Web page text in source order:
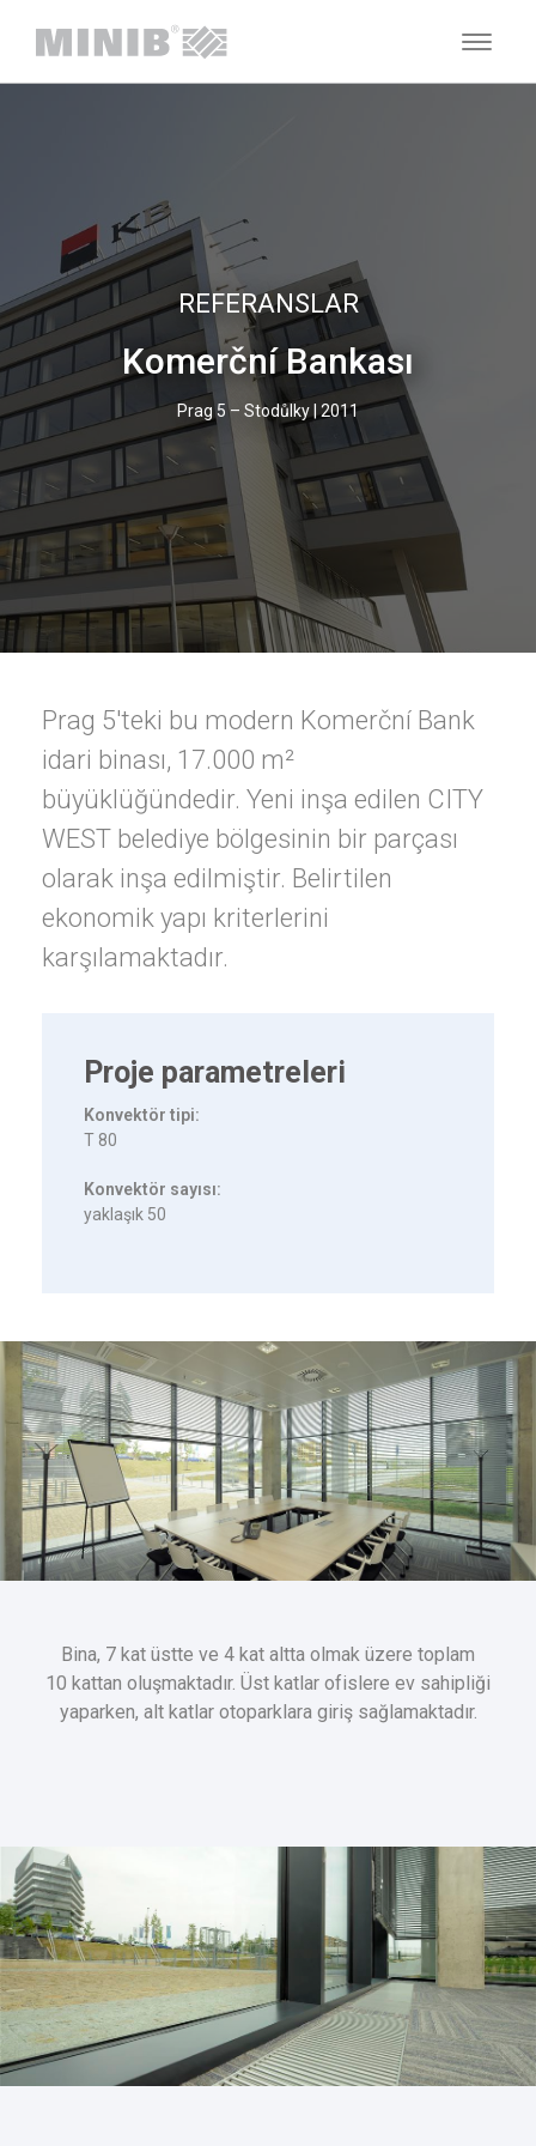
REFERANSLAR
Komerční Bankası
Prag 5 – Stodůlky | 2011
Prag 5'teki bu modern Komerční Bank
idari binası, 17.000 m²
büyüklüğündedir. Yeni inşa edilen CITY
WEST belediye bölgesinin bir parçası
olarak inşa edilmiştir. Belirtilen
ekonomik yapı kriterlerini
karşılamaktadır.
Proje parametreleri
Konvektör tipi:
T 80
Konvektör sayısı:
yaklaşık 50
Bina, 7 kat üstte ve 4 kat altta olmak üzere toplam
10 kattan oluşmaktadır. Üst katlar ofislere ev sahipliği
yaparken, alt katlar otoparklara giriş sağlamaktadır.